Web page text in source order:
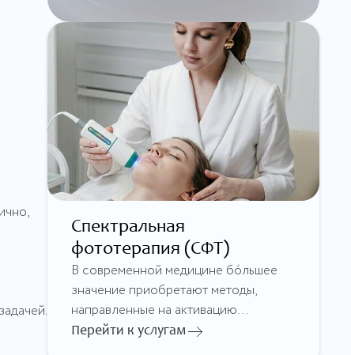
Спектральная
фототерапия (СФТ)
В современной медицине бо́льшее
значение приобретают методы,
направленные на активацию
собственных ресурсов организма
Перейти к услугам